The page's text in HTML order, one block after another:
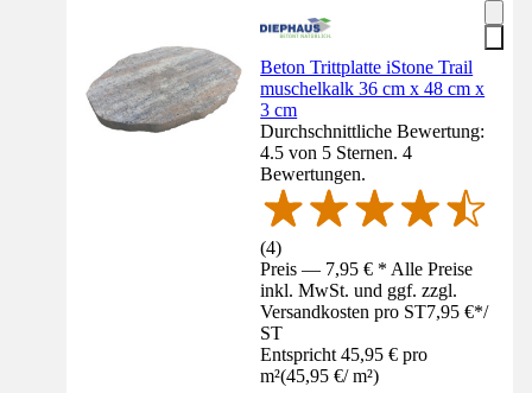
Beton Trittplatte iStone Trail
muschelkalk 36 cm x 48 cm x
3 cm
Durchschnittliche Bewertung:
4.5 von 5 Sternen. 4
Bewertungen.
(4)
Preis — 7,95 € * Alle Preise
inkl. MwSt. und ggf. zzgl.
Versandkosten pro ST7,95 €*/
ST
Entspricht 45,95 € pro
m²(45,95 €/ m²)